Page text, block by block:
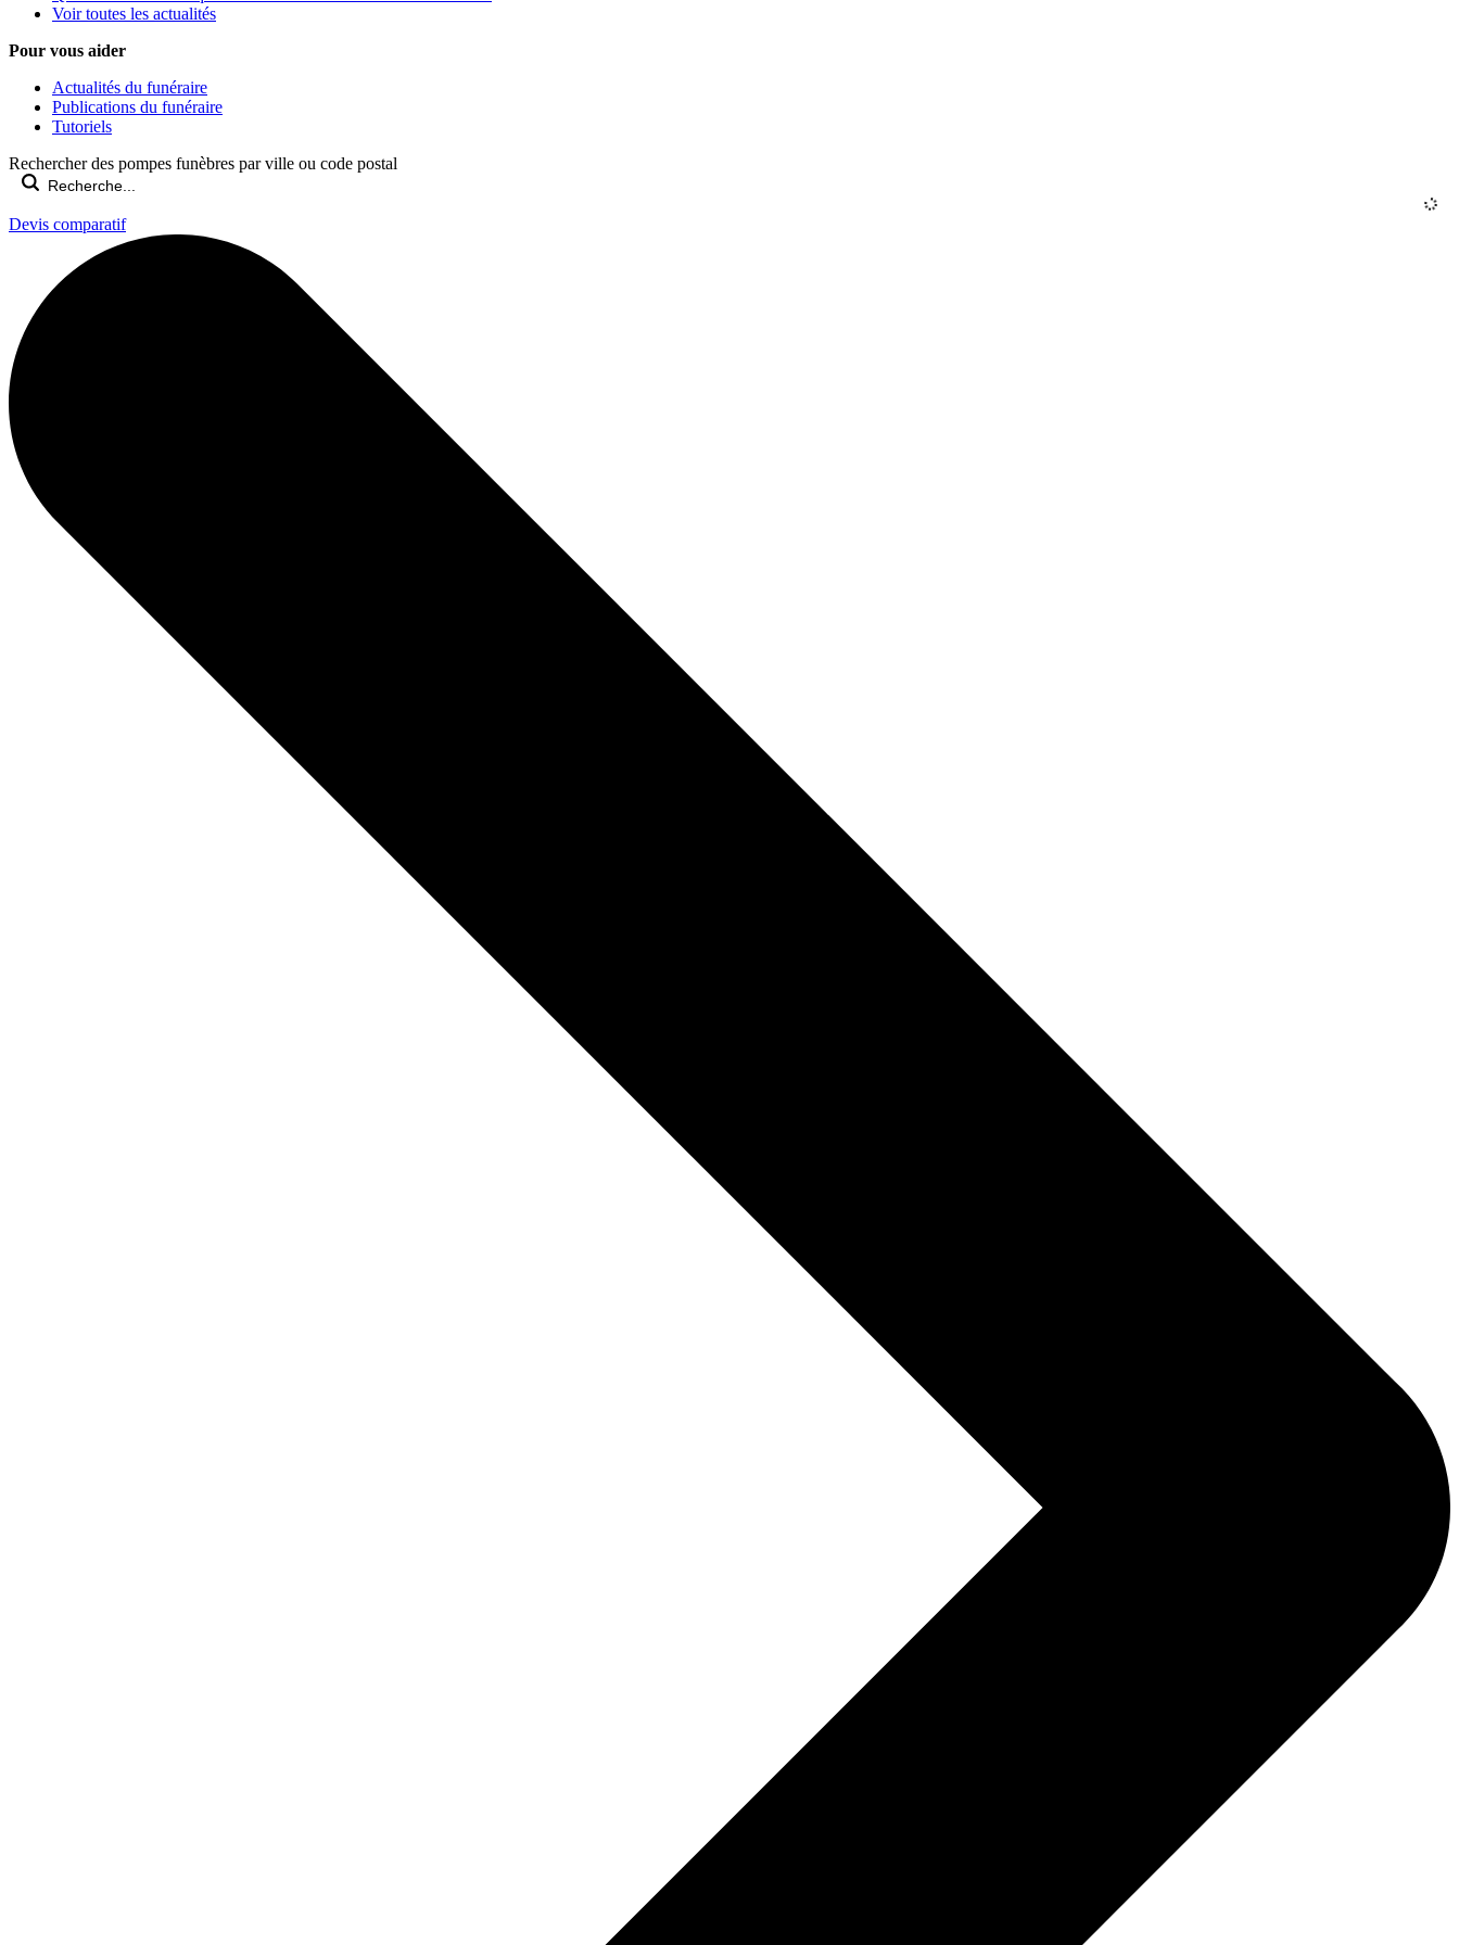
Voir toutes les actualités
Pour vous aider
Actualités du funéraire
Publications du funéraire
Tutoriels
Rechercher des pompes funèbres par ville ou code postal
Devis comparatif